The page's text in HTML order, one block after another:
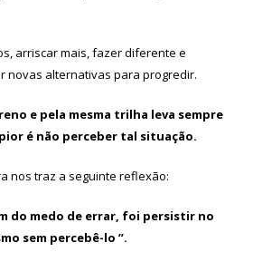
arriscar mais, fazer diferente e
novas alternativas para progredir.
e pela mesma trilha leva sempre
é não perceber tal situação.
nos traz a seguinte reflexão:
do medo de errar, foi persistir no
sem percebê-lo ”.